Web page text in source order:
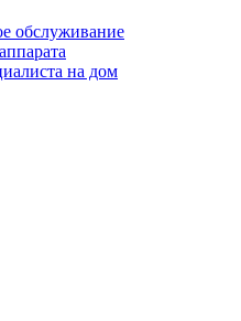
обслуживание
на дом